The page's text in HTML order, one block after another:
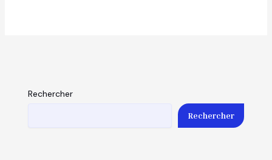
Rechercher
Rechercher